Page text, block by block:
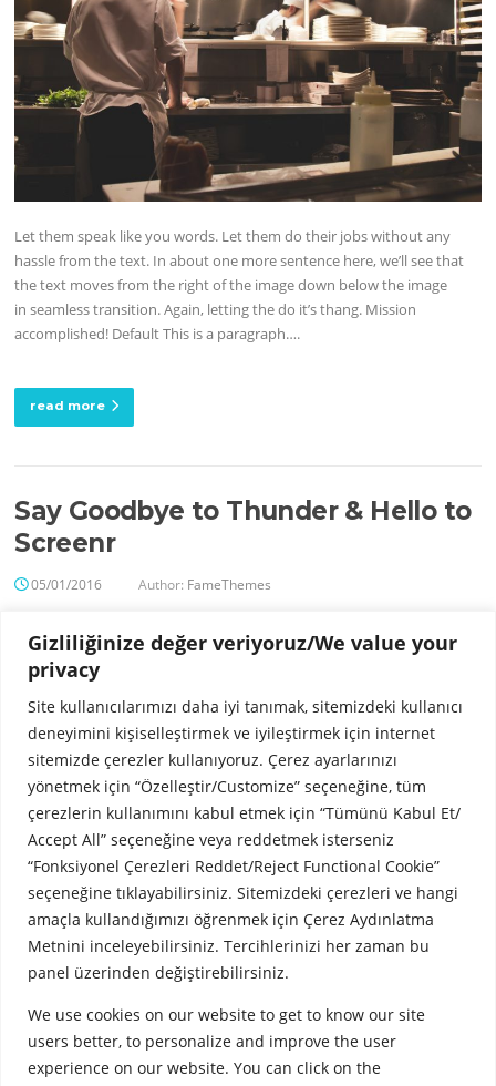
Gizliliğinize değer veriyoruz/We value your
privacy
Site kullanıcılarımızı daha iyi tanımak, sitemizdeki kullanıcı
deneyimini kişiselleştirmek ve iyileştirmek için internet
sitemizde çerezler kullanıyoruz. Çerez ayarlarınızı
yönetmek için “Özelleştir/Customize” seçeneğine, tüm
çerezlerin kullanımını kabul etmek için “Tümünü Kabul Et/
Accept All” seçeneğine veya reddetmek isterseniz
“Fonksiyonel Çerezleri Reddet/Reject Functional Cookie”
seçeneğine tıklayabilirsiniz. Sitemizdeki çerezleri ve hangi
amaçla kullandığımızı öğrenmek için Çerez Aydınlatma
Metnini inceleyebilirsiniz. Tercihlerinizi her zaman bu
panel üzerinden değiştirebilirsiniz.
We use cookies on our website to get to know our site
users better, to personalize and improve the user
experience on our website. You can click on the
Let them speak like you words. Let them do their jobs without any
hassle from the text. In about one more sentence here, we’ll see that
the text moves from the right of the image down below the image
in seamless transition. Again, letting the do it’s thang. Mission
accomplished! Default This is a paragraph….
read more
Say Goodbye to Thunder & Hello to
Screenr
05/01/2016 Author: FameThemes
Etiam sollicitudin, ipsum eu pulvinar rutrum, tellus ipsum laoreet
sapien, quis venenatis ante odio sit amet eros. Proin magna. Duis vel
nibh at velit scelerisque suscipit. Curabitur turpis. Vestibulum suscipit
nulla quis orci. Fusce ac felis sit amet ligula pharetra condimentum.
Maecenas egestas arcu quis ligula mattis placerat. Duis lobortis…